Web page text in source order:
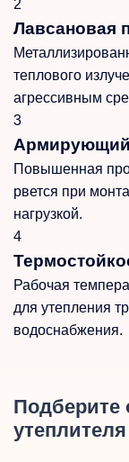
2
Лавсановая
теплового
агрессивным
3
Повышенная
рвется при
нагрузкой.
4
Рабочая
для утепления
водоснабжения.
Подберите
утеплителя